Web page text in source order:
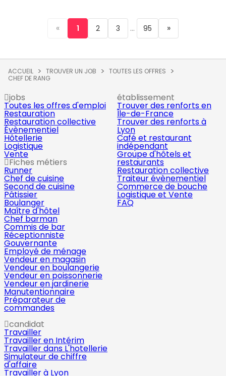
« 1 2 3 ... 95 »
ACCUEIL TROUVER UN JOB
TOUTES LES OFFRES
CHEF DE RANG
jobs
Toutes les offres d'emploi
Restauration
Restauration collective
Évènementiel
Hôtellerie
Logistique
Vente
Fiches métiers
Runner
Chef de cuisine
Second de cuisine
Pâtissier
Boulanger
Maître d'hôtel
Chef barman
Commis de bar
Réceptionniste
Gouvernante
Employé de ménage
Vendeur en magasin
Vendeur en boulangerie
Vendeur en poissonnerie
Vendeur en jardinerie
Manutentionnaire
Préparateur de
commandes
établissement
Trouver des renforts en
Île-de-France
Trouver des renforts à
Lyon
Café et restaurant
indépendant
Groupe d'hôtels et
restaurants
Restauration collective
Traiteur évènementiel
Commerce de bouche
Logistique et Vente
FAQ
candidat
Travailler
Travailler en Intérim
Travailler dans L'hotellerie
Simulateur de chiffre
d'affaire
Travailler à Lyon